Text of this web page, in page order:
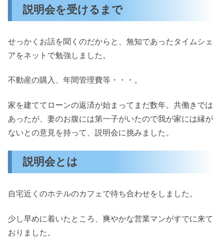
説明会を受けるまで
せっかくお話を聞くのだからと、無知であったタイムシェ
アをネットで勉強しました。
不動産の購入、年間管理費等・・・。
家を建ててローンの返済が始まってまだ数年。共働きでは
あったが、妻のお腹には第一子がいたので我が家には縁が
ないとの意見を持って、説明会に挑みました。
説明会とは
自宅近くのホテルのカフェで待ち合わせをしました。
少し早めに着いたところ、爽やかな営業マンがすでに来て
おりました。